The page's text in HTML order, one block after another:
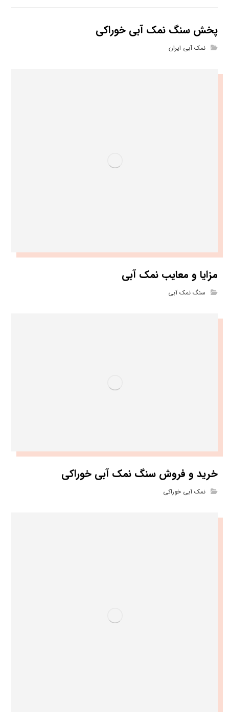
پخش سنگ نمک آبی خوراکی
نمک آبی ایران
مزایا و معایب نمک آبی
سنگ نمک آبی
خرید و فروش سنگ نمک آبی خوراکی
نمک آبی خوراکی